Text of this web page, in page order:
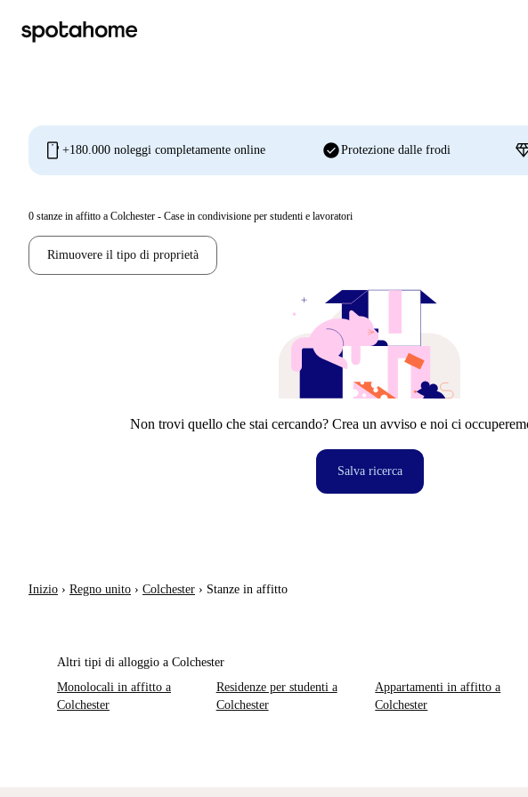
mobile +180.000 noleggi completamente online check_circleProtezione dalle frodi
0 stanze in affitto a Colchester - Case in condivisione per studenti e lavoratori
Rimuovere il tipo di proprietà
Non trovi quello che stai cercando? Crea un avviso e noi ci
Salva ricerca
Inizio › Regno unito › Colchester › Stanze in affitto
Altri tipi di alloggio a Colchester
Monolocali in affitto a
Colchester
Residenze per studenti a
Colchester
Appartamenti in affitto a
Colchester